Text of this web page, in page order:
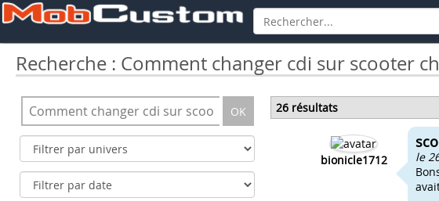
Recherche : Comment changer cdi sur scooter
OK 26 résultats
bionicle1712
le